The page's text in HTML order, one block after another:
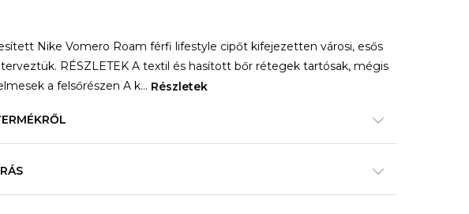
Nike Vomero Roam férfi lifestyle cipőt kifejezetten városi, esős
RÉSZLETEK A textil és hasított bőr rétegek tartósak, mégis
a felsőrészen A k... Részletek